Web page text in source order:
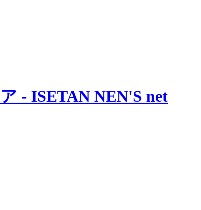
- ISETAN NEN'S net